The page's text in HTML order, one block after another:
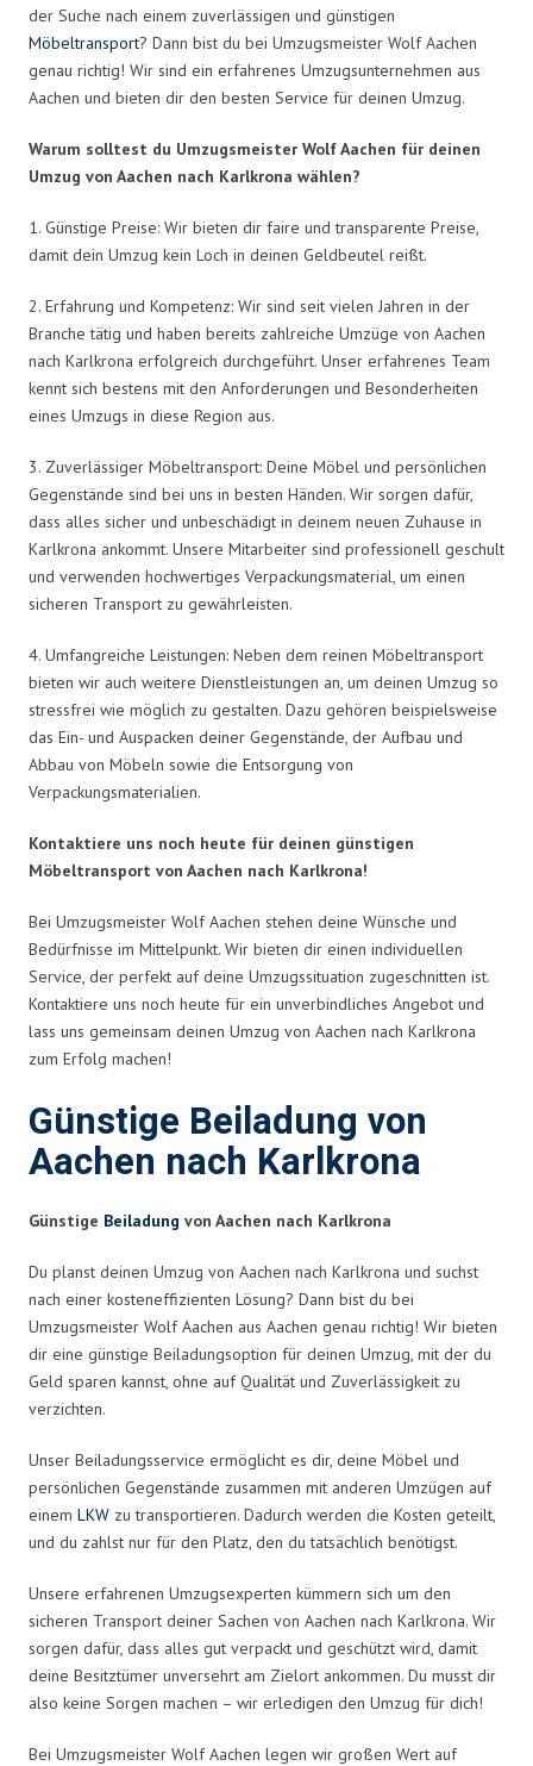
der Suche nach einem zuverlässigen und günstigen
Möbeltransport? Dann bist du bei Umzugsmeister Wolf Aachen
genau richtig! Wir sind ein erfahrenes Umzugsunternehmen aus
Aachen und bieten dir den besten Service für deinen Umzug.
Warum solltest du Umzugsmeister Wolf Aachen für deinen
Umzug von Aachen nach Karlkrona wählen?
1. Günstige Preise: Wir bieten dir faire und transparente Preise,
damit dein Umzug kein Loch in deinen Geldbeutel reißt.
2. Erfahrung und Kompetenz: Wir sind seit vielen Jahren in der
Branche tätig und haben bereits zahlreiche Umzüge von Aachen
nach Karlkrona erfolgreich durchgeführt. Unser erfahrenes Team
kennt sich bestens mit den Anforderungen und Besonderheiten
eines Umzugs in diese Region aus.
3. Zuverlässiger Möbeltransport: Deine Möbel und persönlichen
Gegenstände sind bei uns in besten Händen. Wir sorgen dafür,
dass alles sicher und unbeschädigt in deinem neuen Zuhause in
Karlkrona ankommt. Unsere Mitarbeiter sind professionell geschult
und verwenden hochwertiges Verpackungsmaterial, um einen
sicheren Transport zu gewährleisten.
4. Umfangreiche Leistungen: Neben dem reinen Möbeltransport
bieten wir auch weitere Dienstleistungen an, um deinen Umzug so
stressfrei wie möglich zu gestalten. Dazu gehören beispielsweise
das Ein- und Auspacken deiner Gegenstände, der Aufbau und
Abbau von Möbeln sowie die Entsorgung von
Verpackungsmaterialien.
Kontaktiere uns noch heute für deinen günstigen
Möbeltransport von Aachen nach Karlkrona!
Bei Umzugsmeister Wolf Aachen stehen deine Wünsche und
Bedürfnisse im Mittelpunkt. Wir bieten dir einen individuellen
Service, der perfekt auf deine Umzugssituation zugeschnitten ist.
Kontaktiere uns noch heute für ein unverbindliches Angebot und
lass uns gemeinsam deinen Umzug von Aachen nach Karlkrona
zum Erfolg machen!
Günstige Beiladung von
Aachen nach Karlkrona
Günstige Beiladung von Aachen nach Karlkrona
Du planst deinen Umzug von Aachen nach Karlkrona und suchst
nach einer kosteneffizienten Lösung? Dann bist du bei
Umzugsmeister Wolf Aachen aus Aachen genau richtig! Wir bieten
dir eine günstige Beiladungsoption für deinen Umzug, mit der du
Geld sparen kannst, ohne auf Qualität und Zuverlässigkeit zu
verzichten.
Unser Beiladungsservice ermöglicht es dir, deine Möbel und
persönlichen Gegenstände zusammen mit anderen Umzügen auf
einem LKW zu transportieren. Dadurch werden die Kosten geteilt,
und du zahlst nur für den Platz, den du tatsächlich benötigst.
Unsere erfahrenen Umzugsexperten kümmern sich um den
sicheren Transport deiner Sachen von Aachen nach Karlkrona. Wir
sorgen dafür, dass alles gut verpackt und geschützt wird, damit
deine Besitztümer unversehrt am Zielort ankommen. Du musst dir
also keine Sorgen machen – wir erledigen den Umzug für dich!
Bei Umzugsmeister Wolf Aachen legen wir großen Wert auf